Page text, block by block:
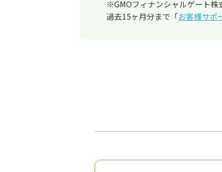
※GMOフィナンシャルゲート
過去15ヶ月分まで「お客様サポ